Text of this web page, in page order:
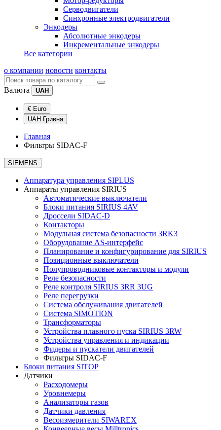
Серводвигатели
Синхронные электродвигатели
Энкодеры
Абсолютные энкодеры
Инкрементальные энкодеры
Все категории
о компании новости контакты
Валюта UAH
€ Euro
UAH Гривна
Главная
Фильтры SIDAC-F
SIEMENS
Аппаратура управления SIPLUS
Аппараты управления SIRIUS
Автоматические выключатели
Блоки питания SIRIUS 4AV
Дроссели SIDAC-D
Контакторы
Модульная система безопасности 3RK3
Оборудование AS-интерфейс
Планирование и конфигурирование для SIRIUS
Позиционные выключатели
Полупроводниковые контакторы и модули
Реле безопасности
Реле контроля SIRIUS 3RR 3UG
Реле перегрузки
Сиcтема обслуживания двигателей
Система SIMOTION
Трансформаторы
Устройства плавного пуска SIRIUS 3RW
Устройства управления и индикации
Фидеры и пускатели двигателей
Фильтры SIDAC-F
Блоки питания SITOP
Датчики
Расходомеры
Уровнемеры
Анализаторы газов
Датчики давления
Весоизмерители SIWAREX